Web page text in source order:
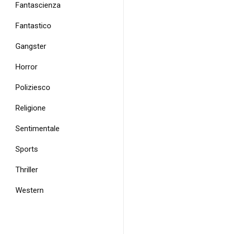
Fantascienza
Fantastico
Gangster
Horror
Poliziesco
Religione
Sentimentale
Sports
Thriller
Western